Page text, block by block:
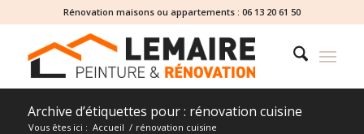
Rénovation maisons ou appartements : 06 13 20 61 50
Archive d’étiquettes pour : rénovation cuisine
Vous êtes ici : Accueil / rénovation cuisine